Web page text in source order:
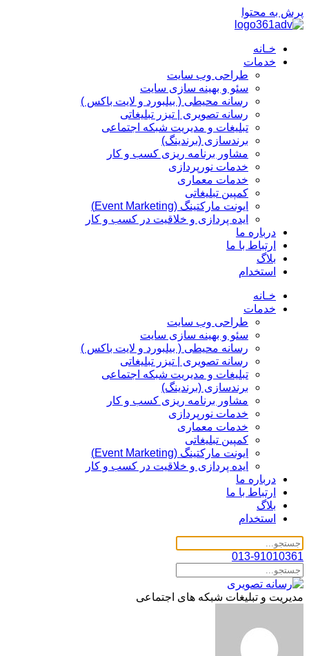
پرش به محتوا
خـانه
خدمات
طراحی وب سایت
سئو و بهینه سازی سایت
رسانه محیطی ( بیلبورد و لایت باکس )
رسانه تصویری | تیزر تبلیغاتی
تبلیغات و مدیریت شبکه اجتماعی
برندسازی (برندینگ)‌
مشاور برنامه ریزی کسب و کار
خدمات نورپردازی
خدمات معماری
کمپین تبلیغاتی
ایونت مارکتینگ (Event Marketing)
ایده پردازی و خلاقیت در کسب و کار
درباره ما
ارتباط با ما
بلاگ
استخدام
خـانه
خدمات
طراحی وب سایت
سئو و بهینه سازی سایت
رسانه محیطی ( بیلبورد و لایت باکس )
رسانه تصویری | تیزر تبلیغاتی
تبلیغات و مدیریت شبکه اجتماعی
برندسازی (برندینگ)‌
مشاور برنامه ریزی کسب و کار
خدمات نورپردازی
خدمات معماری
کمپین تبلیغاتی
ایونت مارکتینگ (Event Marketing)
ایده پردازی و خلاقیت در کسب و کار
درباره ما
ارتباط با ما
بلاگ
استخدام
013-91010361
مدیریت و تبلیغات شبکه های اجتماعی